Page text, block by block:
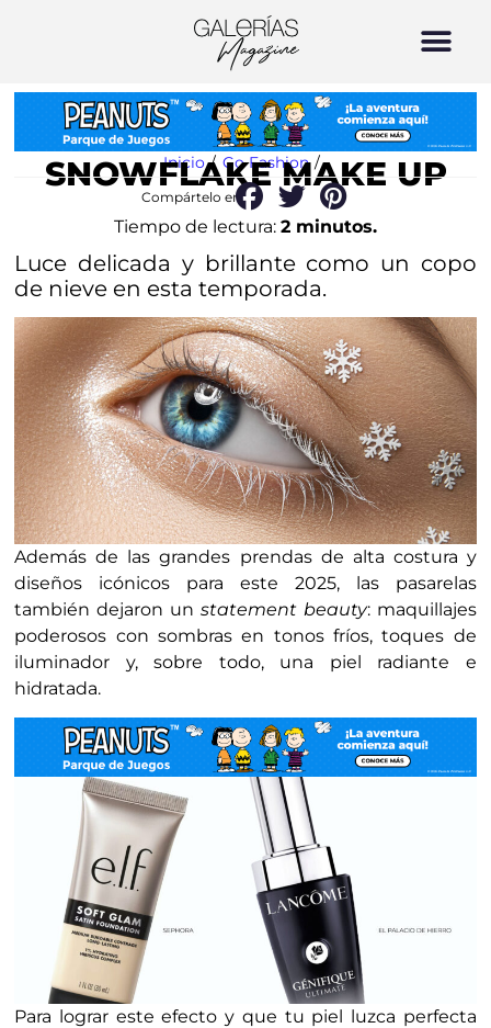
Inicio / Go Fashion /
SNOWFLAKE MAKE UP
Compártelo en:
Tiempo de lectura: 2 minutos.
Luce delicada y brillante como un copo
de nieve en esta temporada.
Además de las grandes prendas de alta costura y
diseños icónicos para este 2025, las pasarelas
también dejaron un statement beauty: maquillajes
poderosos con sombras en tonos fríos, toques de
iluminador y, sobre todo, una piel radiante e
hidratada.
Para lograr este efecto y que tu piel luzca perfecta